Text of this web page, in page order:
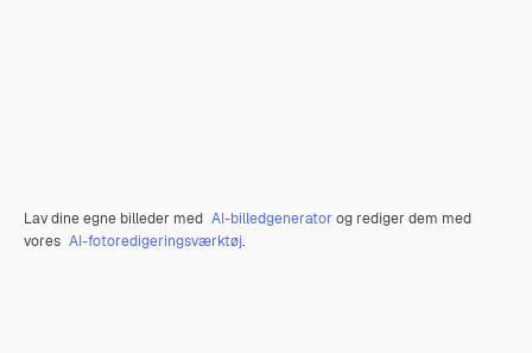
Lav dine egne billeder med AI-billedgenerator og rediger dem med
vores AI-fotoredigeringsværktøj.